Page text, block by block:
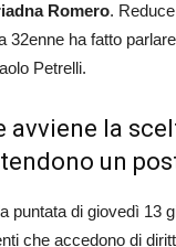
Romero.
32enne ha fatto
Petrelli.
la
un
puntata di giovedì 13
che accedono di